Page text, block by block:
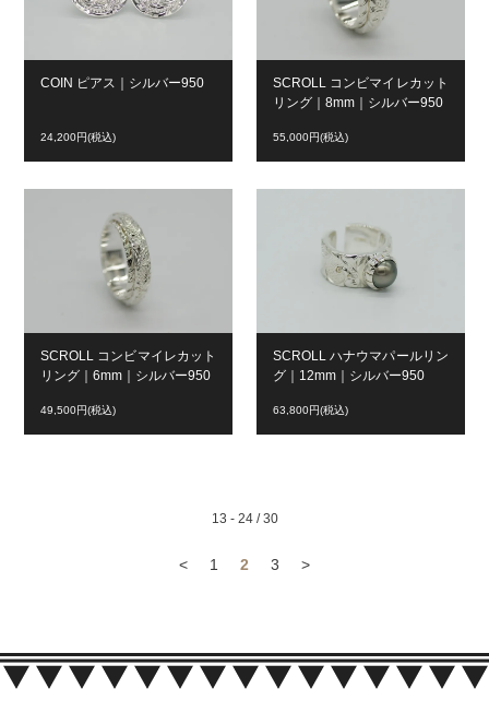
COIN ピアス｜シルバー950
24,200円(税込)
SCROLL コンビマイレカット
リング｜8mm｜シルバー950
55,000円(税込)
SCROLL コンビマイレカット
リング｜6mm｜シルバー950
49,500円(税込)
SCROLL ハナウマパールリン
グ｜12mm｜シルバー950
63,800円(税込)
13 - 24 / 30
< 1 2 3 >